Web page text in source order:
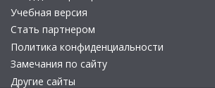
Учебная версия
Стать партнером
Политика конфиденциальности
Замечания по сайту
Другие сайты